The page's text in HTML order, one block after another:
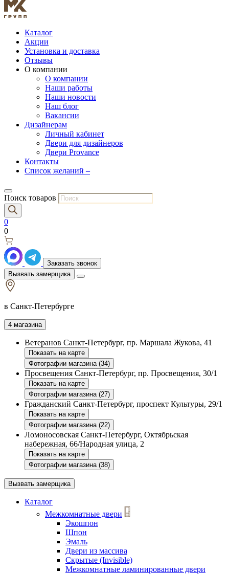
Каталог
Акции
Установка и доставка
Отзывы
О компании
О компании
Наши работы
Наши новости
Наш блог
Вакансии
Дизайнерам
Личный кабинет
Двери для дизайнеров
Двери Provance
Контакты
Список желаний –
Поиск товаров
0
0
Заказать звонок
Вызвать замерщика
в Санкт-Петербурге
4 магазина
Ветеранов Санкт-Петербург, пр. Маршала Жукова, 41
Показать на карте
Фотографии магазина (34)
Просвещения Санкт-Петербург, пр. Просвещения, 30/1
Показать на карте
Фотографии магазина (27)
Гражданский Санкт-Петербург, проспект Культуры, 29/1
Показать на карте
Фотографии магазина (22)
Ломоносовская Санкт-Петербург, Октябрьская
набережная, 66/Народная улица, 2
Показать на карте
Фотографии магазина (38)
Вызвать замерщика
Каталог
Межкомнатные двери
Экошпон
Шпон
Эмаль
Двери из массива
Скрытые (Invisible)
Межкомнатные ламинированные двери